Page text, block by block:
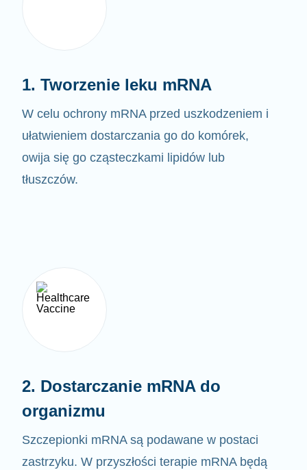
W celu ochrony mRNA przed uszkodzeniem i
ułatwieniem dostarczania go do komórek,
owija się go cząsteczkami lipidów lub
tłuszczów.
organizmu
Szczepionki mRNA są podawane w postaci
zastrzyku. W przyszłości terapie mRNA będą
mogły być podawane w postaci kroplówki